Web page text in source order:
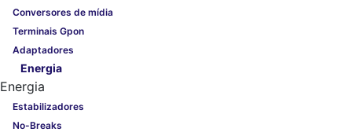
Conversores de mídia
Terminais Gpon
Adaptadores
Energia
Energia
Estabilizadores
No-Breaks